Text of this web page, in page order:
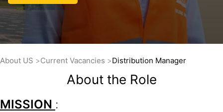
About US Current Vacancies Distribution Manager
About the Role
MISSION :